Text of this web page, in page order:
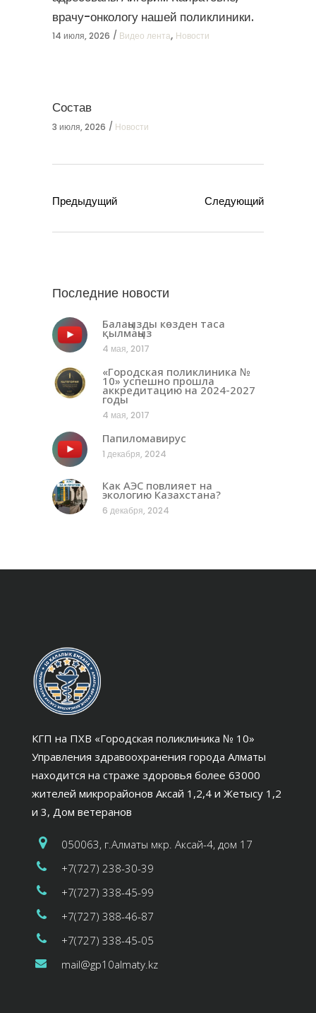
врачу-онкологу нашей поликлиники.
14 июля, 2026 Видео лента, Новости
Состав
3 июля, 2026 Новости
Предыдущий Следующий
Последние новости
Балаңызды көзден таса
қылмаңыз
4 мая, 2017
«Городская поликлиника №
10» успешно прошла
аккредитацию на 2024-2027
годы
4 мая, 2017
Папиломавирус
1 декабря, 2024
Как АЭС повлияет на
экологию Казахстана?
6 декабря, 2024
КГП на ПХВ «Городская поликлиника № 10»
Управления здравоохранения города Алматы
находится на страже здоровья более 63000
жителей микрорайонов Аксай 1,2,4 и Жетысу 1,2
и 3, Дом ветеранов
050063, г.Алматы мкр. Аксай-4, дом 17
+7(727) 238-30-39
+7(727) 338-45-99
+7(727) 388-46-87
+7(727) 338-45-05
mail@gp10almaty.kz